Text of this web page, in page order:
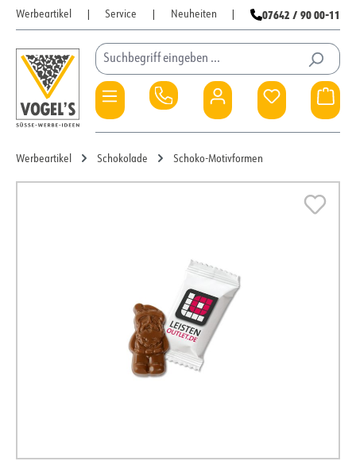
Zum Hauptinhalt springen
Werbeartikel Service Neuheiten 07642 / 90 00-11
Du hast 0
Werbeartikel Schokolade Schoko-Motivformen